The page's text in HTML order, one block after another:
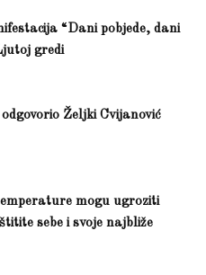
“Dani pobjede, dani
gredi
Željki Cvijanović
mogu ugroziti
sebe i svoje najbliže